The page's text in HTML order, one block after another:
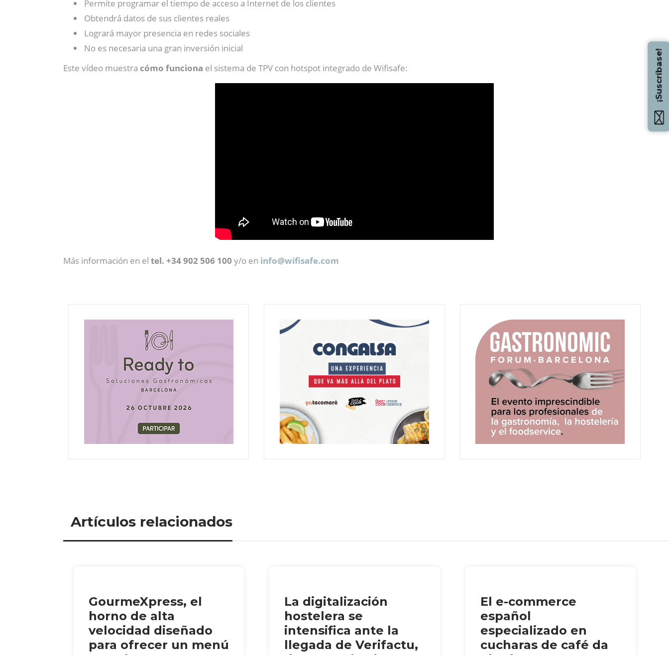
Permite programar el tiempo de acceso a Internet de los clientes
Obtendrá datos de sus clientes reales
Logrará mayor presencia en redes sociales
No es necesaria una gran inversión inicial
Este vídeo muestra cómo funciona el sistema de TPV con hotspot integrado de Wifisafe:
Más información en el tel. +34 902 506 100 y/o en info@wifisafe.com
Artículos relacionados
GourmeXpress, el
horno de alta
velocidad diseñado
para ofrecer un menú
La digitalización
hostelera se
intensifica ante la
llegada de Verifactu,
El e-commerce
español
especializado en
cucharas de café da
¡Suscríbase!